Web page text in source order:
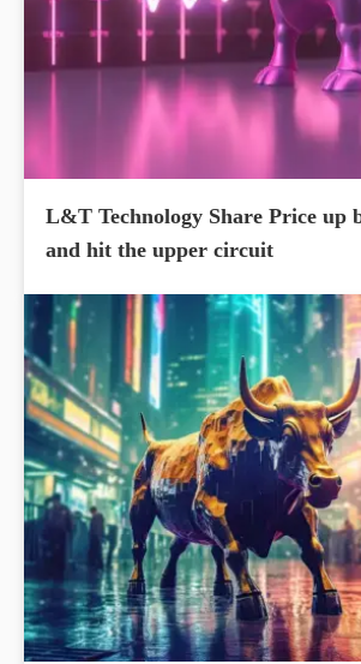
L&T Technology Share Price up
and hit the upper circuit